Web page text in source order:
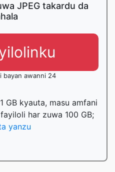
JPEG takardu da
bayan awanni 24
GB kyauta, masu amfani
har zuwa 100 GB;
yanzu